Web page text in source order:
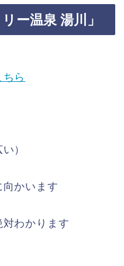
ー温泉 湯川」
ら
）
かいます
わかります